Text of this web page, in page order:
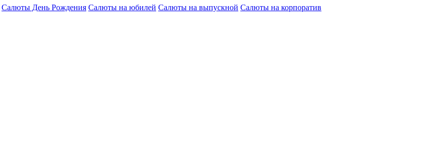
Салюты День Рождения Салюты на юбилей Салюты на выпускной Салюты на корпоратив